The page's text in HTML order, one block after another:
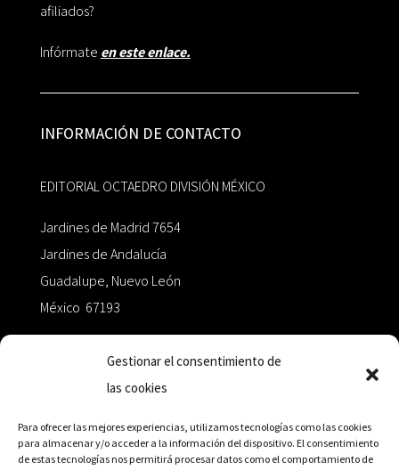
Gestionar el consentimiento de
las cookies
Para ofrecer las mejores experiencias, utilizamos tecnologías como las cookies
para almacenar y/o acceder a la información del dispositivo. El consentimiento
de estas tecnologías nos permitirá procesar datos como el comportamiento de
afiliados?
Infórmate en este enlace.
INFORMACIÓN DE CONTACTO
EDITORIAL OCTAEDRO DIVISIÓN MÉXICO
Jardines de Madrid 7654
Jardines de Andalucía
Guadalupe, Nuevo León
México 67193
+52 811.499.5638
RED DE DISTRIBUCIÓN